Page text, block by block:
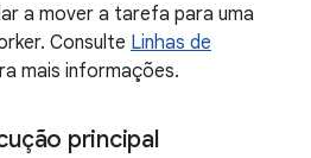
a mover a tarefa para uma
Consulte Linhas de
mais informações.
principal